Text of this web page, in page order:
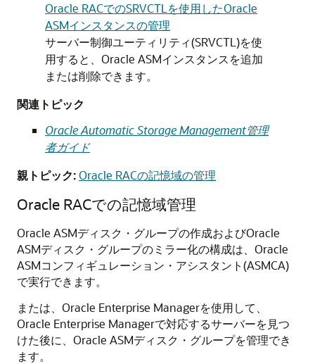
Oracle RACでのSRVCTLを使用したOracle
ASMインスタンスの管理
サーバー制御ユーティリティ(SRVCTL)を使
用すると、Oracle ASMインスタンスを追加
または削除できます。
関連トピック
Oracle Automatic Storage Management管理
者ガイド
親トピック:Oracle RACの記憶域の管理
Oracle RACでの記憶域管理
Oracle ASMディスク・グループの作成およびOracle
ASMディスク・グループのミラー化の構成は、Oracle
ASMコンフィギュレーション・アシスタント(ASMCA)
で実行できます。
または、Oracle Enterprise Managerを使用して、
Oracle Enterprise Managerで対応するサーバーを見つ
けた後に、Oracle ASMディスク・グループを管理でき
ます。